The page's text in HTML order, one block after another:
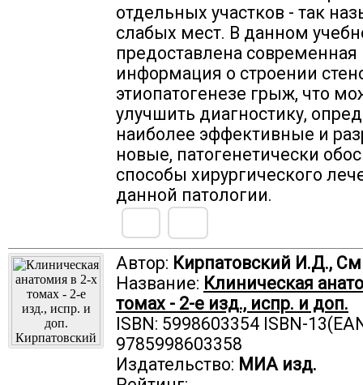
отдельных участков - так
слабых мест. В данном
предоставлена современная
информация о строении
этиопатогенезе грыж, что
улучшить диагностику,
наиболее эффективные и
новые, патогенетически
способы хирургического
данной патологии.
Автор: Кирпатовский И.Д.,
Название: Клиническая
томах - 2-е изд., испр. и доп.
ISBN: 5998603354 ISBN-
9785998603358
Издательство: МИА изд.